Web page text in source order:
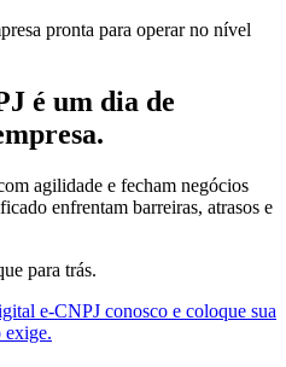
pronta para operar no nível
é um dia de
agilidade e fecham negócios
enfrentam barreiras, atrasos e
para trás.
e-CNPJ conosco e coloque sua
exige.